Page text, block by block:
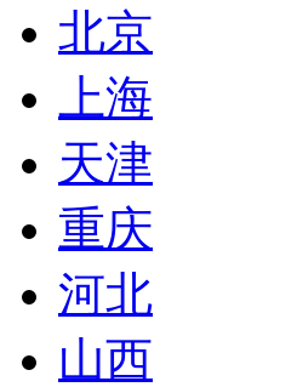
北京
上海
天津
重庆
河北
山西